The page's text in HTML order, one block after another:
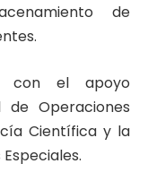
de
con el apoyo
Operaciones
Científica y la